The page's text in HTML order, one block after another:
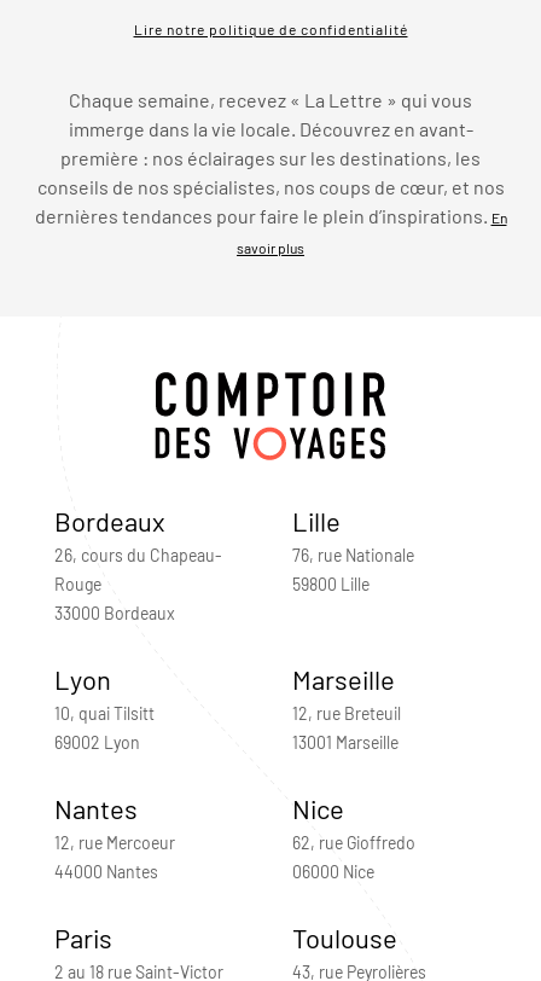
Lire notre politique de confidentialité
Chaque semaine, recevez « La Lettre » qui vous
immerge dans la vie locale. Découvrez en avant-
première : nos éclairages sur les destinations, les
conseils de nos spécialistes, nos coups de cœur, et nos
dernières tendances pour faire le plein d’inspirations.
En
savoir plus
Bordeaux
26, cours du Chapeau-
Rouge
33000 Bordeaux
Lille
76, rue Nationale
59800 Lille
Lyon
10, quai Tilsitt
69002 Lyon
Marseille
12, rue Breteuil
13001 Marseille
Nantes
12, rue Mercoeur
44000 Nantes
Nice
62, rue Gioffredo
06000 Nice
Paris
2 au 18 rue Saint-Victor
Toulouse
43, rue Peyrolières